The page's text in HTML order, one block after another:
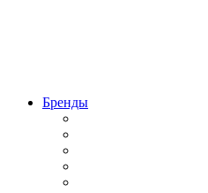
Бренды